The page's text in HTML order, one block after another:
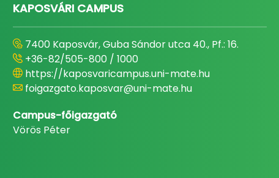
KAPOSVÁRI CAMPUS
7400 Kaposvár, Guba Sándor utca 40., Pf.: 16.
+36-82/505-800 / 1000
https://kaposvaricampus.uni-mate.hu
foigazgato.kaposvar@uni-mate.hu
Campus-főigazgató
Vörös Péter